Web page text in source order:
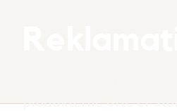
produkterne ofte er